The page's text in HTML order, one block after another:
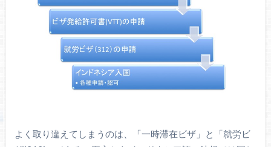
よく取り違えてしまうのは、「一時滞在ビザ」と「就労ビ